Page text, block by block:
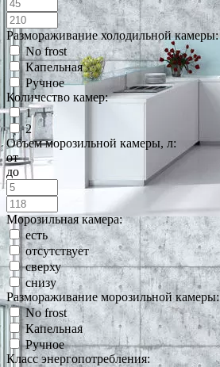
Размораживание холодильной камеры:
No frost
Капельная
Ручное
Количество камер:
1
2
Объем морозильной камеры, л:
от
до
Морозильная камера:
есть
отсутствует
сверху
снизу
Размораживание морозильной камеры:
No frost
Капельная
Ручное
Класс энергопотребления: